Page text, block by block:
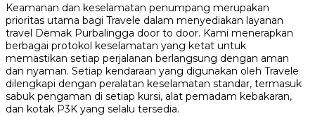
Keamanan dan keselamatan penumpang merupakan
prioritas utama bagi Travele dalam menyediakan layanan
travel Demak Purbalingga door to door. Kami menerapkan
berbagai protokol keselamatan yang ketat untuk
memastikan setiap perjalanan berlangsung dengan aman
dan nyaman. Setiap kendaraan yang digunakan oleh Travele
dilengkapi dengan peralatan keselamatan standar, termasuk
sabuk pengaman di setiap kursi, alat pemadam kebakaran,
dan kotak P3K yang selalu tersedia.